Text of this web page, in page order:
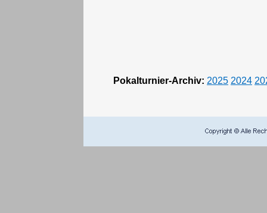
Pokalturnier-Archiv: 2025 2024